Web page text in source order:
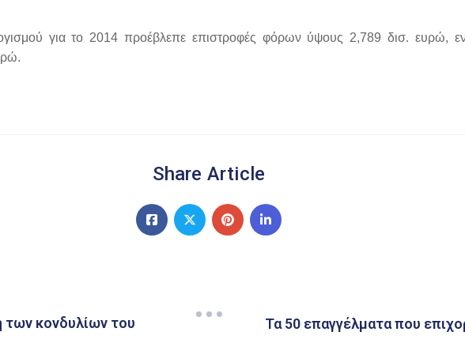
για το 2014 προέβλεπε επιστροφές φόρων ύψους 2,789 δισ. ευρώ,
Share Article
των κονδυλίων του
Τα 50 επαγγέλματα που